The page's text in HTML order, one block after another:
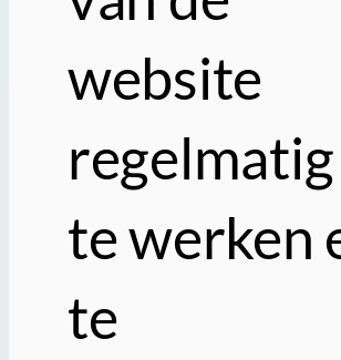
website
te werken
te